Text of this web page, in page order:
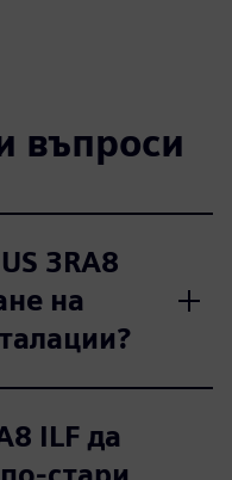
въпроси
3RA8
на
ILF да